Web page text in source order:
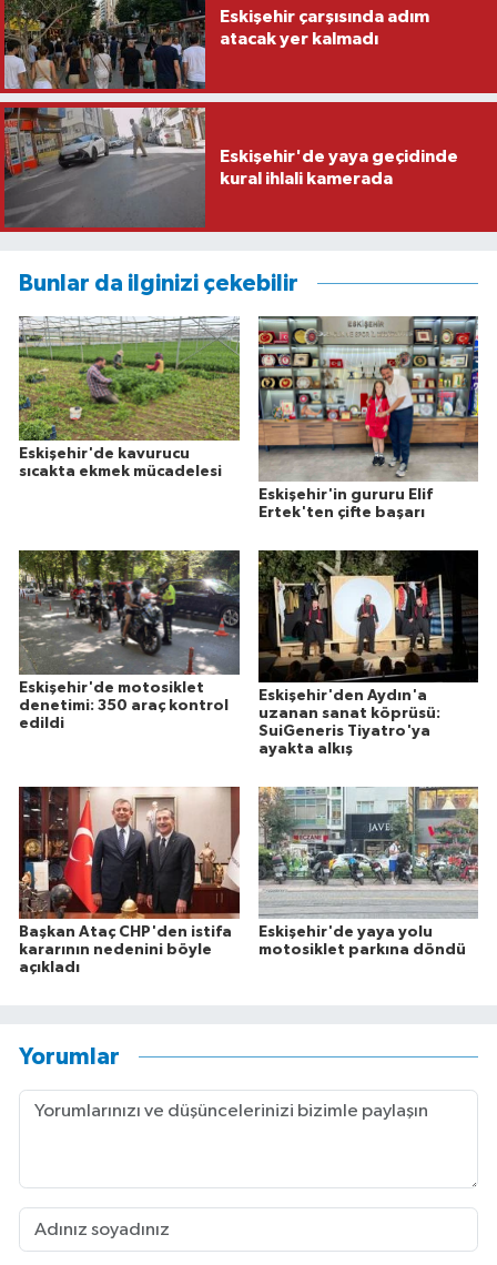
Eskişehir çarşısında adım
atacak yer kalmadı
Eskişehir'de yaya geçidinde
kural ihlali kamerada
Bunlar da ilginizi çekebilir
Eskişehir'de kavurucu
sıcakta ekmek mücadelesi
Eskişehir'in gururu Elif
Ertek'ten çifte başarı
Eskişehir'de motosiklet
denetimi: 350 araç kontrol
edildi
Eskişehir'den Aydın'a
uzanan sanat köprüsü:
SuiGeneris Tiyatro'ya
ayakta alkış
Başkan Ataç CHP'den istifa
kararının nedenini böyle
açıkladı
Eskişehir'de yaya yolu
motosiklet parkına döndü
Yorumlar